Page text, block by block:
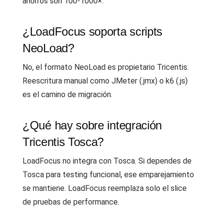
¿LoadFocus soporta scripts
NeoLoad?
No, el formato NeoLoad es propietario Tricentis.
Reescritura manual como JMeter (.jmx) o k6 (.js)
es el camino de migración.
¿Qué hay sobre integración
Tricentis Tosca?
LoadFocus no integra con Tosca. Si dependes de
Tosca para testing funcional, ese emparejamiento
se mantiene. LoadFocus reemplaza solo el slice
de pruebas de performance.